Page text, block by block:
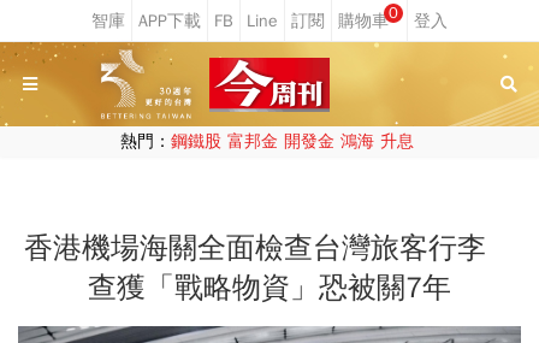
0
熱門： 鋼鐵股 富邦金 開發金 鴻海 升息
香港機場海關全面檢查台灣旅客行李
查獲「戰略物資」恐被關7年